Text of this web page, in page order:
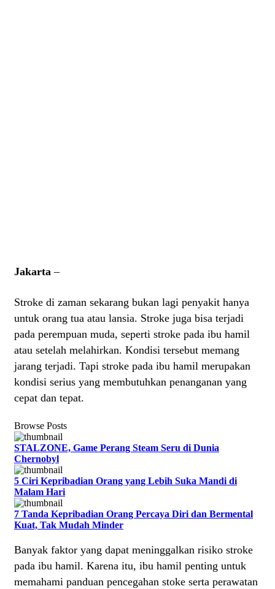
Jakarta –
Stroke di zaman sekarang bukan lagi penyakit hanya
untuk orang tua atau lansia. Stroke juga bisa terjadi
pada perempuan muda, seperti stroke pada ibu hamil
atau setelah melahirkan. Kondisi tersebut memang
jarang terjadi. Tapi stroke pada ibu hamil merupakan
kondisi serius yang membutuhkan penanganan yang
cepat dan tepat.
Browse Posts
STALZONE, Game Perang Steam Seru di Dunia
Chernobyl
5 Ciri Kepribadian Orang yang Lebih Suka Mandi di
Malam Hari
7 Tanda Kepribadian Orang Percaya Diri dan Bermental
Kuat, Tak Mudah Minder
Banyak faktor yang dapat meninggalkan risiko stroke
pada ibu hamil. Karena itu, ibu hamil penting untuk
memahami panduan pencegahan stoke serta perawatan